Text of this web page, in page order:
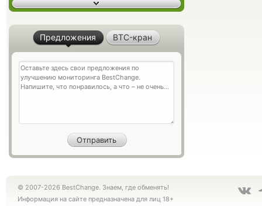
Предложения BTC-кран
© 2007-2026 BestChange. Знаем, где обменять!
Информация на сайте предназначена для лиц 18+